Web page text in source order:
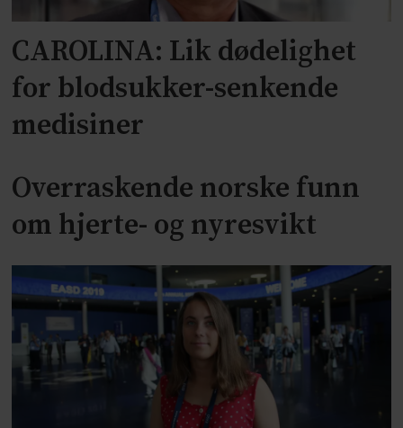
CAROLINA: Lik dødelighet
for blodsukker-senkende
medisiner
Overraskende norske funn
om hjerte- og nyresvikt